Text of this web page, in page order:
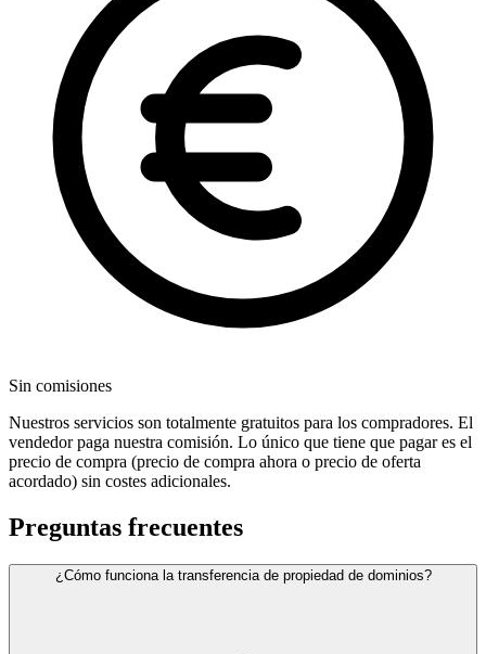
Sin comisiones
Nuestros servicios son totalmente gratuitos para los compradores. El
vendedor paga nuestra comisión. Lo único que tiene que pagar es el
precio de compra (precio de compra ahora o precio de oferta
acordado) sin costes adicionales.
Preguntas frecuentes
¿Cómo funciona la transferencia de propiedad de dominios?